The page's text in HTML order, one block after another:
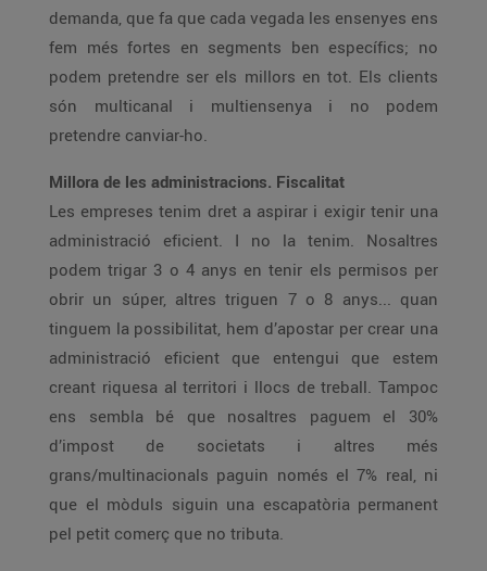
demanda, que fa que cada vegada les ensenyes ens
fem més fortes en segments ben específics; no
podem pretendre ser els millors en tot. Els clients
són multicanal i multiensenya i no podem
pretendre canviar-ho.
Millora de les administracions. Fiscalitat
Les empreses tenim dret a aspirar i exigir tenir una
administració eficient. I no la tenim. Nosaltres
podem trigar 3 o 4 anys en tenir els permisos per
obrir un súper, altres triguen 7 o 8 anys... quan
tinguem la possibilitat, hem d’apostar per crear una
administració eficient que entengui que estem
creant riquesa al territori i llocs de treball. Tampoc
ens sembla bé que nosaltres paguem el 30%
d’impost de societats i altres més
grans/multinacionals paguin només el 7% real, ni
que el mòduls siguin una escapatòria permanent
pel petit comerç que no tributa.